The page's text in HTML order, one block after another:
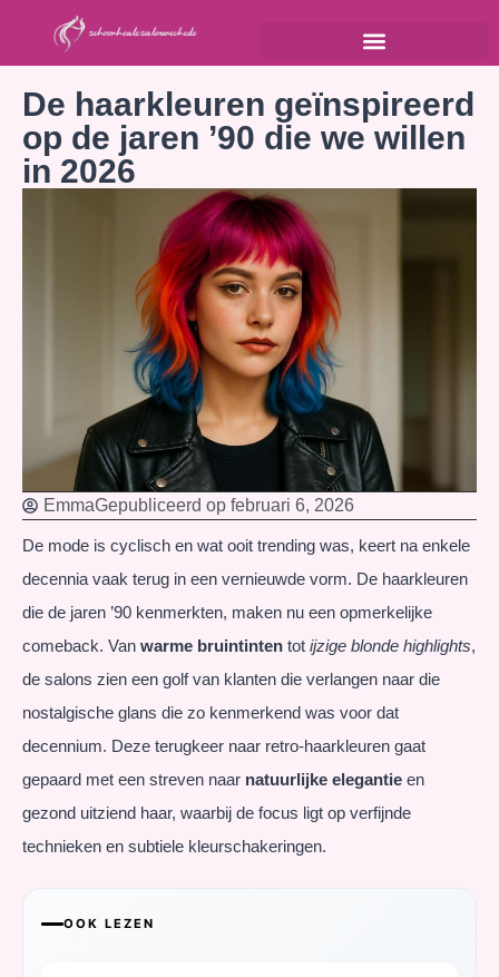
De haarkleuren geïnspireerd
op de jaren ’90 die we willen
in 2026
EmmaGepubliceerd op februari 6, 2026
De mode is cyclisch en wat ooit trending was, keert na enkele
decennia vaak terug in een vernieuwde vorm. De haarkleuren
die de jaren ’90 kenmerkten, maken nu een opmerkelijke
comeback. Van warme bruintinten tot ijzige blonde highlights,
de salons zien een golf van klanten die verlangen naar die
nostalgische glans die zo kenmerkend was voor dat
decennium. Deze terugkeer naar retro-haarkleuren gaat
gepaard met een streven naar natuurlijke elegantie en
gezond uitziend haar, waarbij de focus ligt op verfijnde
technieken en subtiele kleurschakeringen.
OOK LEZEN